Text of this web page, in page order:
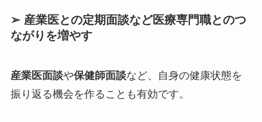
➢ 産業医との定期面談など医療専門職とのつ
ながりを増やす
産業医面談や保健師面談など、自身の健康状態を
振り返る機会を作ることも有効です。